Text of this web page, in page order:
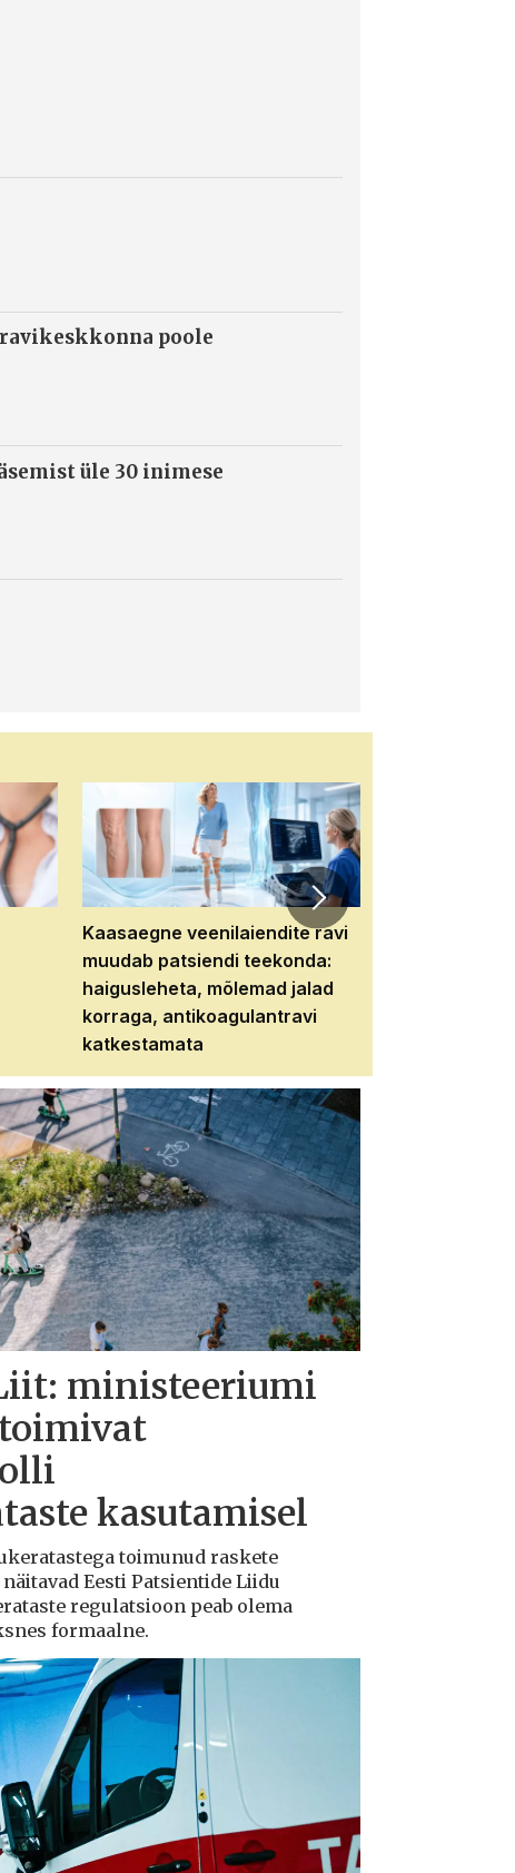
poole
üle 30 inimese
Kaasaegne veenilaiendite ravi
muudab patsiendi teekonda:
haigusleheta, mõlemad jalad
korraga, antikoagulantravi
katkestamata
ministeeriumi
kasutamisel
toimunud raskete
Eesti Patsientide Liidu
regulatsioon peab olema
formaalne.